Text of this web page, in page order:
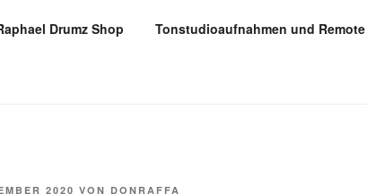
Drumz Shop Tonstudioaufnahmen und
2020 VON DONRAFFA